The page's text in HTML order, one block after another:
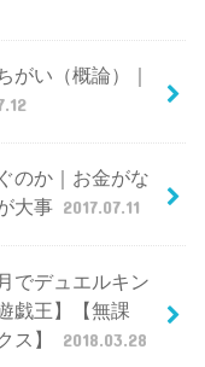
がい（概論）｜
のか｜お金がな
大事 2017.07.11
でデュエルキン
戯王】【無課
ス】
2018.03.28